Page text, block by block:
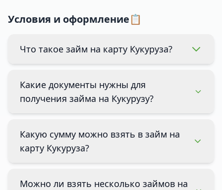
Условия и оформление📋
Что такое займ на карту Кукуруза?
Какие документы нужны для
получения займа на Кукурузу?
Какую сумму можно взять в займ на
карту Кукуруза?
Можно ли взять несколько займов на